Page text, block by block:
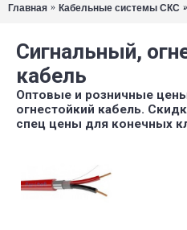
Главная Кабельные системы СКС
Сигнальный,
кабель
Оптовые и розничные
огнестойкий кабель.
спец цены для конечных